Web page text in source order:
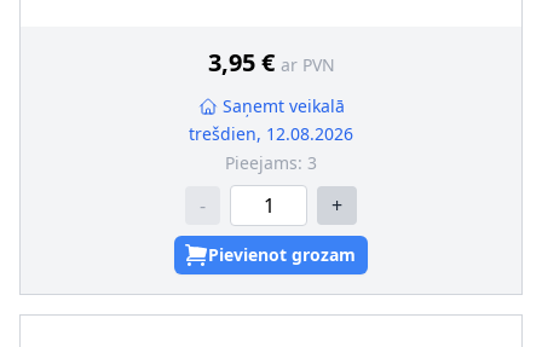
3,95 € ar PVN
Saņemt veikalā
trešdien, 12.08.2026
Pieejams: 3
- +
Pievienot grozam